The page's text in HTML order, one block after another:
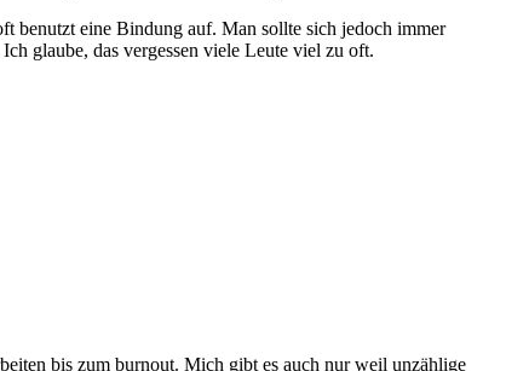
benutzt eine Bindung auf. Man sollte sich jedoch immer
glaube, das vergessen viele Leute viel zu oft.
bis zum burnout. Mich gibt es auch nur weil unzählige